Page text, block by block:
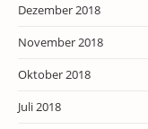
Dezember 2018
November 2018
Oktober 2018
Juli 2018